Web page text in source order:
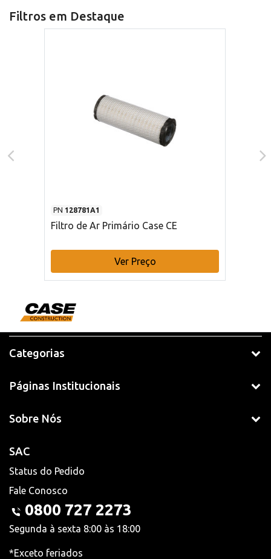
Filtros em Destaque
PN 128781A1
Filtro de Ar Primário Case CE
Ver Preço
Categorias
Páginas Institucionais
Sobre Nós
SAC
Status do Pedido
Fale Conosco
0800 727 2273
Segunda à sexta 8:00 às 18:00
*Exceto feriados